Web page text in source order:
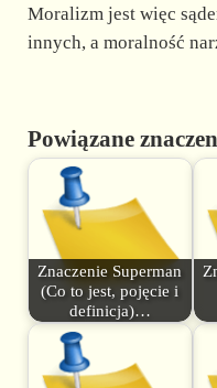
Moralizm jest więc
innych, a moralność
Powiązane
Znaczenie Superman
(Co to jest, pojęcie i
definicja)…